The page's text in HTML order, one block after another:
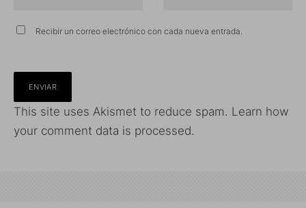
Recibir un correo electrónico con cada nueva entrada.
This site uses Akismet to reduce spam. Learn how
your comment data is processed.